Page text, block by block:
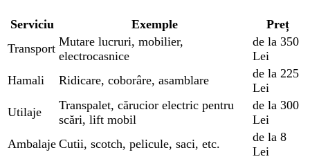
Serviciu Exemple
Preț
Transport Mutare lucruri, mobilier,
electrocasnice
de la 350
Lei
Hamali
Ridicare, coborâre, asamblare
de la 225
Lei
Utilaje
Transpalet, cărucior electric pentru
scări, lift mobil
de la 300
Lei
Ambalaje Cutii, scotch, pelicule, saci, etc.
de la 8
Lei